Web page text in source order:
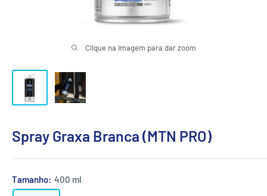
Clique na imagem para dar zoom
Spray Graxa Branca (MTN PRO)
Tamanho: 400 ml